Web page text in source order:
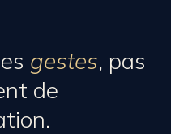
gestes, pas
de